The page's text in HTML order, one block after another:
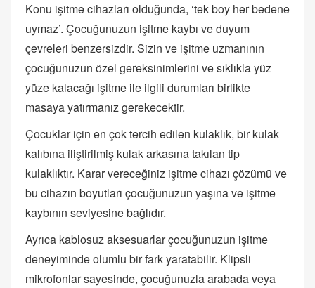
Konu işitme cihazları olduğunda, ‘tek boy her bedene
uymaz’. Çocuğunuzun işitme kaybı ve duyum
çevreleri benzersizdir. Sizin ve işitme uzmanının
çocuğunuzun özel gereksinimlerini ve sıklıkla yüz
yüze kalacağı işitme ile ilgili durumları birlikte
masaya yatırmanız gerekecektir.
Çocuklar için en çok tercih edilen kulaklık, bir kulak
kalıbına iliştirilmiş kulak arkasına takılan tip
kulaklıktır. Karar vereceğiniz işitme cihazı çözümü ve
bu cihazın boyutları çocuğunuzun yaşına ve işitme
kaybının seviyesine bağlıdır.
Ayrıca kablosuz aksesuarlar çocuğunuzun işitme
deneyiminde olumlu bir fark yaratabilir. Klipsli
mikrofonlar sayesinde, çocuğunuzla arabada veya